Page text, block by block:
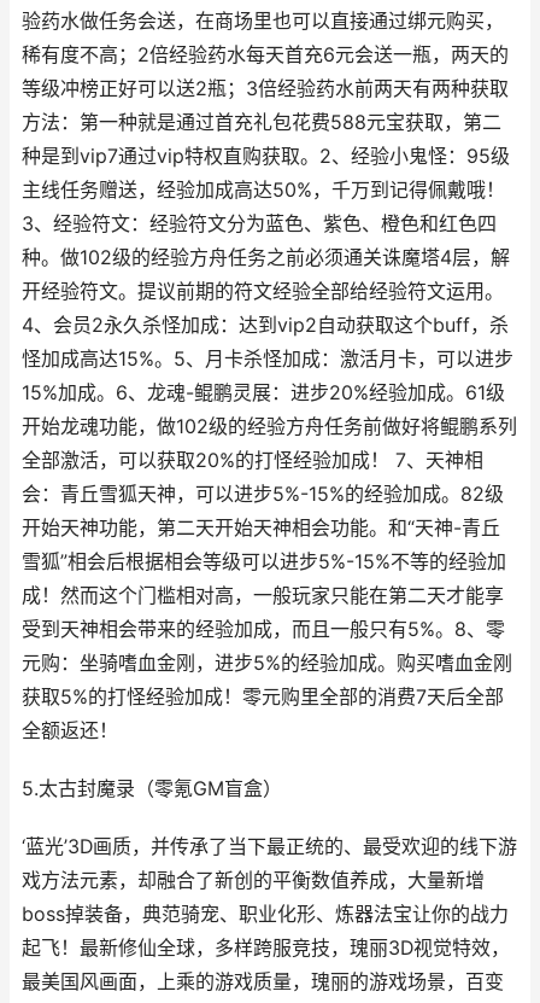
验药水做任务会送，在商场里也可以直接通过绑元购买，
稀有度不高；2倍经验药水每天首充6元会送一瓶，两天的
等级冲榜正好可以送2瓶；3倍经验药水前两天有两种获取
方法：第一种就是通过首充礼包花费588元宝获取，第二
种是到vip7通过vip特权直购获取。2、经验小鬼怪：95级
主线任务赠送，经验加成高达50%，千万到记得佩戴哦！
3、经验符文：经验符文分为蓝色、紫色、橙色和红色四
种。做102级的经验方舟任务之前必须通关诛魔塔4层，解
开经验符文。提议前期的符文经验全部给经验符文运用。
4、会员2永久杀怪加成：达到vip2自动获取这个buff，杀
怪加成高达15%。5、月卡杀怪加成：激活月卡，可以进步
15%加成。6、龙魂-鲲鹏灵展：进步20%经验加成。61级
开始龙魂功能，做102级的经验方舟任务前做好将鲲鹏系列
全部激活，可以获取20%的打怪经验加成！ 7、天神相
会：青丘雪狐天神，可以进步5%-15%的经验加成。82级
开始天神功能，第二天开始天神相会功能。和“天神-青丘
雪狐”相会后根据相会等级可以进步5%-15%不等的经验加
成！然而这个门槛相对高，一般玩家只能在第二天才能享
受到天神相会带来的经验加成，而且一般只有5%。8、零
元购：坐骑嗜血金刚，进步5%的经验加成。购买嗜血金刚
获取5%的打怪经验加成！零元购里全部的消费7天后全部
全额返还！
5.太古封魔录（零氪GM盲盒）
‘蓝光’3D画质，并传承了当下最正统的、最受欢迎的线下游
戏方法元素，却融合了新创的平衡数值养成，大量新增
boss掉装备，典范骑宠、职业化形、炼器法宝让你的战力
起飞！最新修仙全球，多样跨服竞技，瑰丽3D视觉特效，
最美国风画面，上乘的游戏质量，瑰丽的游戏场景，百变